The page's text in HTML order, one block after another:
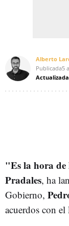
Alberto
Publicada5
Actualizada
"Es la hora
Pradales, ha
Gobierno,
acuerdos con el